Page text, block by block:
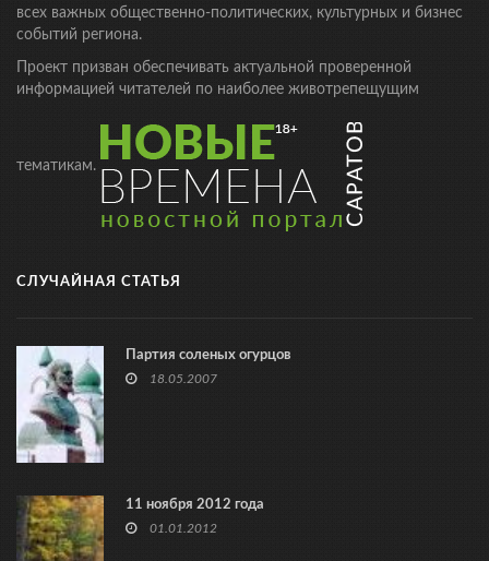
всех важных общественно-политических, культурных и бизнес
событий региона.
Проект призван обеспечивать актуальной проверенной
информацией читателей по наиболее животрепещущим
тематикам.
СЛУЧАЙНАЯ СТАТЬЯ
Партия соленых огурцов
18.05.2007
11 ноября 2012 года
01.01.2012